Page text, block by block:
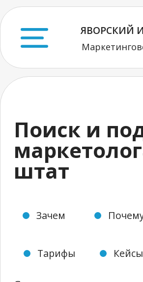
Маркетинговое агентство
штат
Зачем
Протестируем
кандидатов,
Тарифы
Почему мы
Гарантия замены в период